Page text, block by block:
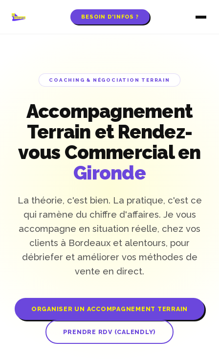
BESOIN D'INFOS ?
COACHING & NÉGOCIATION TERRAIN
Accompagnement
Terrain et Rendez-
vous Commercial en
Gironde
La théorie, c'est bien. La pratique, c'est ce
qui ramène du chiffre d'affaires. Je vous
accompagne en situation réelle, chez vos
clients à Bordeaux et alentours, pour
débriefer et améliorer vos méthodes de
vente en direct.
ORGANISER UN ACCOMPAGNEMENT TERRAIN
PRENDRE RDV (CALENDLY)